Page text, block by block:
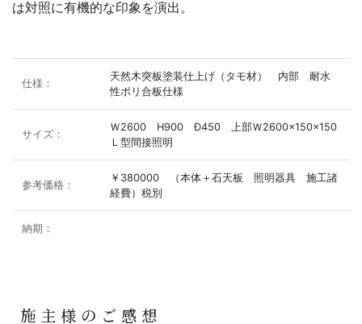
は対照に有機的な印象を演出。
仕様：
天然木突板塗装仕上げ（タモ材） 内部 耐水
性ポリ合板仕様
サイズ：
Ｗ2600 H900 Ð450 上部Ｗ2600×150×150
Ｌ型間接照明
参考価格：
￥380000 （本体＋石天板 照明器具 施工諸
経費）税別
納期：
施主様のご感想